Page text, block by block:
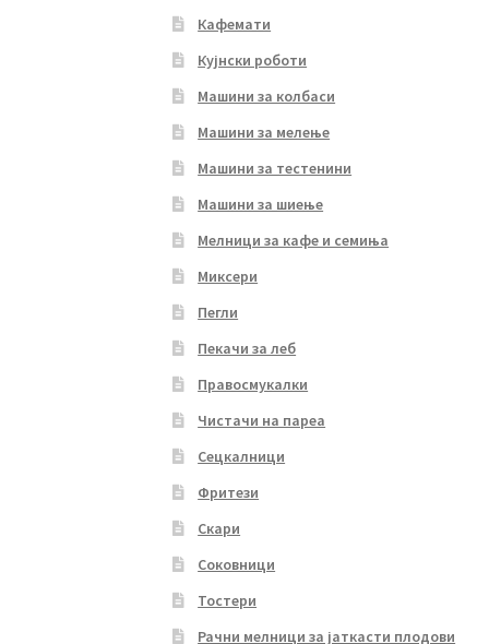
Кафемати
Кујнски роботи
Машини за колбаси
Машини за мелење
Машини за тестенини
Машини за шиење
Мелници за кафе и семиња
Миксери
Пегли
Пекачи за леб
Правосмукалки
Чистачи на пареа
Сецкалници
Фритези
Скари
Соковници
Тостери
Рачни мелници за јаткасти плодови